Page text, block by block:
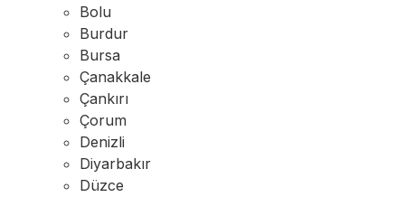
Bolu
Burdur
Bursa
Çanakkale
Çankırı
Çorum
Denizli
Diyarbakır
Düzce